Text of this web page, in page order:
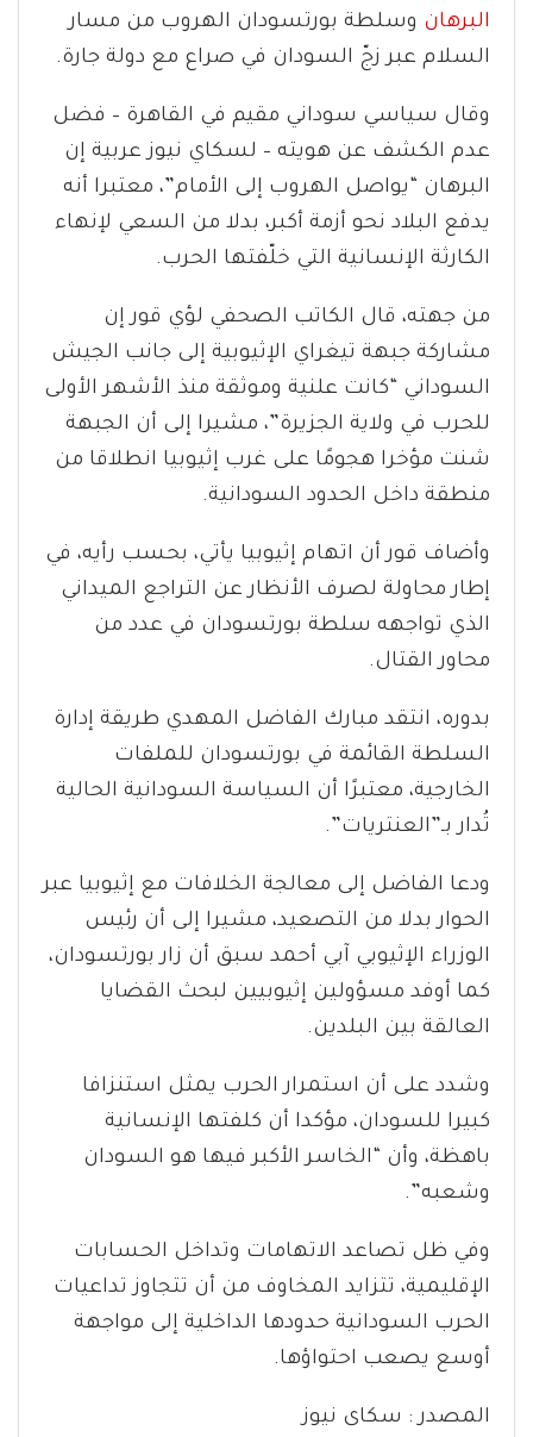
البرهان وسلطة بورتسودان الهروب من مسار
السلام عبر زجّ السودان في صراع مع دولة جارة.
وقال سياسي سوداني مقيم في القاهرة – فضل
عدم الكشف عن هويته – لسكاي نيوز عربية إن
البرهان “يواصل الهروب إلى الأمام”، معتبرا أنه
يدفع البلاد نحو أزمة أكبر، بدلا من السعي لإنهاء
الكارثة الإنسانية التي خلّفتها الحرب.
من جهته، قال الكاتب الصحفي لؤي قور إن
مشاركة جبهة تيغراي الإثيوبية إلى جانب الجيش
السوداني “كانت علنية وموثقة منذ الأشهر الأولى
للحرب في ولاية الجزيرة”، مشيرا إلى أن الجبهة
شنت مؤخرا هجومًا على غرب إثيوبيا انطلاقا من
منطقة داخل الحدود السودانية.
وأضاف قور أن اتهام إثيوبيا يأتي، بحسب رأيه، في
إطار محاولة لصرف الأنظار عن التراجع الميداني
الذي تواجهه سلطة بورتسودان في عدد من
محاور القتال.
بدوره، انتقد مبارك الفاضل المهدي طريقة إدارة
السلطة القائمة في بورتسودان للملفات
الخارجية، معتبرًا أن السياسة السودانية الحالية
تُدار بـ”العنتريات”.
ودعا الفاضل إلى معالجة الخلافات مع إثيوبيا عبر
الحوار بدلا من التصعيد، مشيرا إلى أن رئيس
الوزراء الإثيوبي آبي أحمد سبق أن زار بورتسودان،
كما أوفد مسؤولين إثيوبيين لبحث القضايا
العالقة بين البلدين.
وشدد على أن استمرار الحرب يمثل استنزافا
كبيرا للسودان، مؤكدا أن كلفتها الإنسانية
باهظة، وأن “الخاسر الأكبر فيها هو السودان
وشعبه”.
وفي ظل تصاعد الاتهامات وتداخل الحسابات
الإقليمية، تتزايد المخاوف من أن تتجاوز تداعيات
الحرب السودانية حدودها الداخلية إلى مواجهة
أوسع يصعب احتواؤها.
المصدر : سكاى نيوز